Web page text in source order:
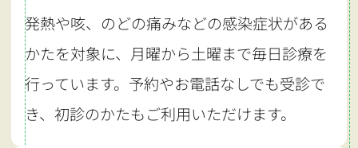
発熱や咳、のどの痛みなどの感染症状がある
かたを対象に、月曜から土曜まで毎日診療を
行っています。予約やお電話なしでも受診で
き、初診のかたもご利用いただけます。